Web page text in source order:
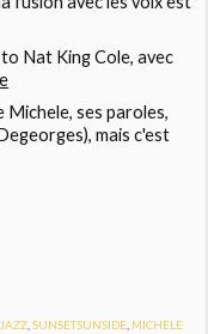
Nat King Cole, avec
ses paroles,
mais c'est
JAZZ ,SUNSETSUNSIDE MICHELE